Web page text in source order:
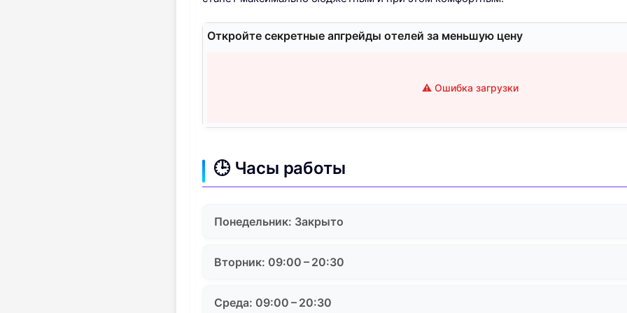
Откройте секретные апгрейды отелей за меньшую цену
⚠️ Ошибка загрузки
🕒 Часы работы
Понедельник: Закрыто
Вторник: 09:00 – 20:30
Среда: 09:00 – 20:30